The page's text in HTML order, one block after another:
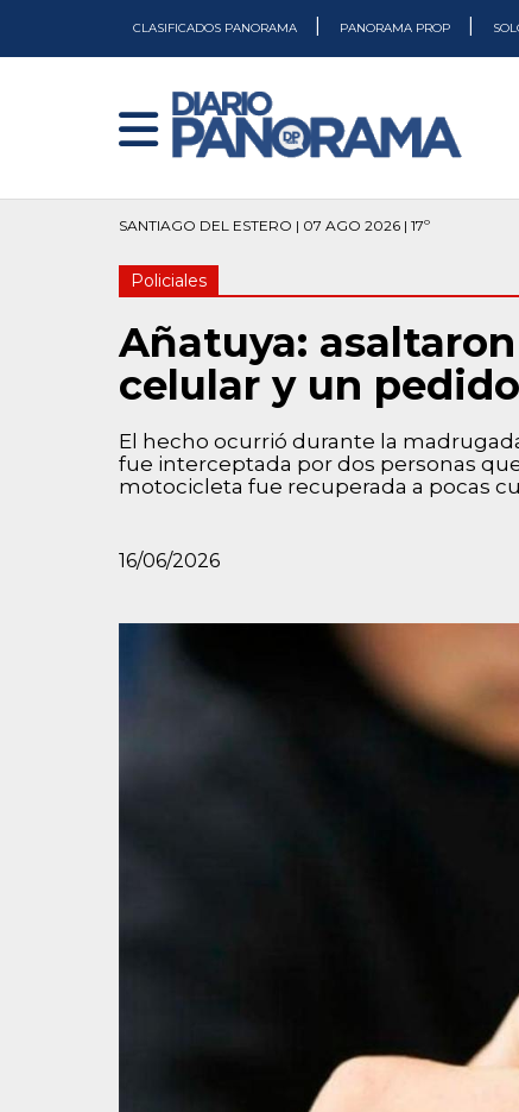
CLASIFICADOS PANORAMA PANORAMA PROP
SANTIAGO DEL ESTERO | 07 AGO 2026 | 17º
Policiales
Añatuya:
celular y un
El hecho ocurrió durante la
fue interceptada por dos personas
motocicleta fue recuperada a pocas
16/06/2026